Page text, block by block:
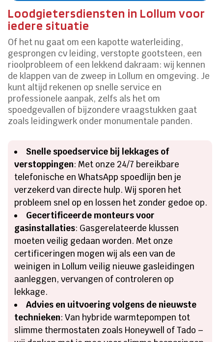
Loodgietersdiensten in Lollum voor
iedere situatie
Of het nu gaat om een kapotte waterleiding,
gesprongen cv leiding, verstopte gootsteen, een
rioolprobleem of een lekkend dakraam: wij kennen
de klappen van de zweep in Lollum en omgeving. Je
kunt altijd rekenen op snelle service en
professionele aanpak, zelfs als het om
spoedgevallen of bijzondere vraagstukken gaat
zoals leidingwerk onder monumentale panden.
Snelle spoedservice bij lekkages of
verstoppingen: Met onze 24/7 bereikbare
telefonische en WhatsApp spoedlijn ben je
verzekerd van directe hulp. Wij sporen het
probleem snel op en lossen het zonder gedoe op.
Gecertificeerde monteurs voor
gasinstallaties: Gasgerelateerde klussen
moeten veilig gedaan worden. Met onze
certificeringen mogen wij als een van de
weinigen in Lollum veilig nieuwe gasleidingen
aanleggen, vervangen of controleren op
lekkage.
Advies en uitvoering volgens de nieuwste
technieken: Van hybride warmtepompen tot
slimme thermostaten zoals Honeywell of Tado –